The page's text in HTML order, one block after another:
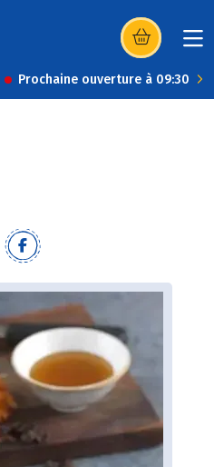
(s’ouvre dans
Prochaine ouverture à 09:30